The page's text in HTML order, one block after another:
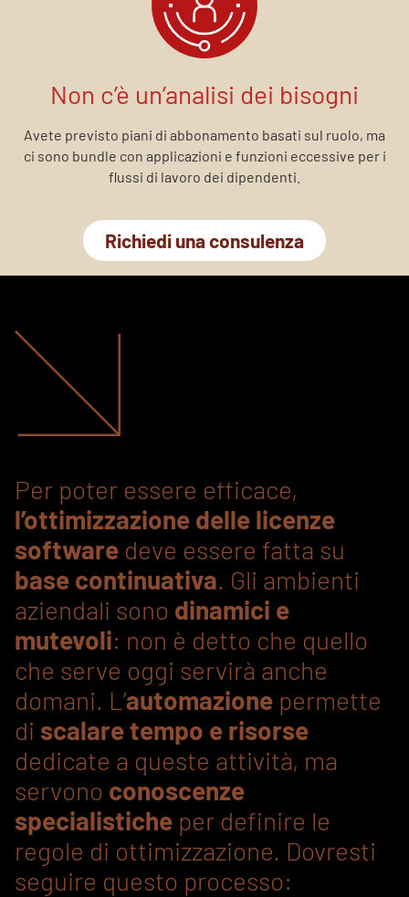
Non c’è un’analisi dei bisogni
Avete previsto piani di abbonamento basati sul ruolo, ma
ci sono bundle con applicazioni e funzioni eccessive per i
flussi di lavoro dei dipendenti.
Richiedi una consulenza
Per poter essere efficace,
l’ottimizzazione delle licenze
software deve essere fatta su
base continuativa. Gli ambienti
aziendali sono dinamici e
mutevoli: non è detto che quello
che serve oggi servirà anche
domani. L’automazione permette
di scalare tempo e risorse
dedicate a queste attività, ma
servono conoscenze
specialistiche per definire le
regole di ottimizzazione. Dovresti
seguire questo processo: